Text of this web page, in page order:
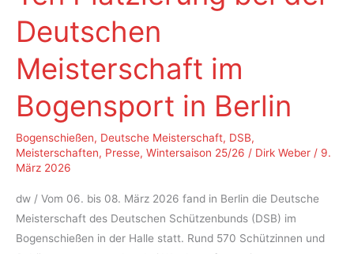
Deutschen
Meisterschaft im
Bogensport in Berlin
Bogenschießen, Deutsche Meisterschaft, DSB,
Meisterschaften, Presse, Wintersaison 25/26 / Dirk Weber / 9.
März 2026
dw / Vom 06. bis 08. März 2026 fand in Berlin die Deutsche
Meisterschaft des Deutschen Schützenbunds (DSB) im
Bogenschießen in der Halle statt. Rund 570 Schützinnen und